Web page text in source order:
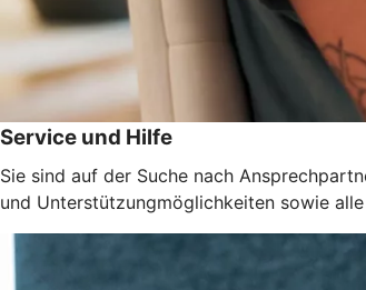
Service und Hilfe
Sie sind auf der Suche nach
und Unterstützungmöglichkeiten sowie